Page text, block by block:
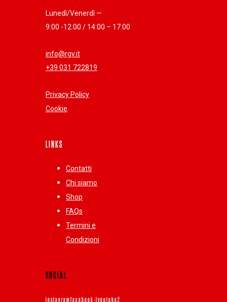
Lunedì/Venerdì —
9:00 -12:00 / 14:00 – 17:00
info@rgv.it
+39 031 722819
Privacy Policy
Cookie
LINKS
Contatti
Chi siamo
Shop
FAQs
Termini e
Condizioni
SOCIAL
instagramfacebook-1youtube2